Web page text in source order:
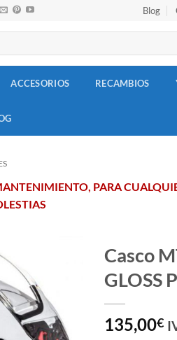
Blog
ACCESORIOS RECAMBIOS
PARA
lista
de
deseos
Casco
GLOSS
135,00€